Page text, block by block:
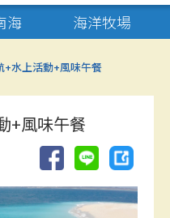
息
海 海洋牧場
+水上活動+風味午餐
+風味午餐